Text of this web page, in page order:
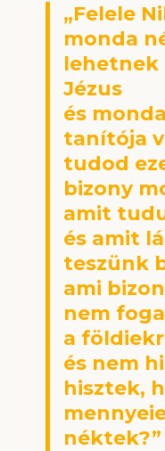
„Felele
monda
lehetnek
Jézus
és
tanítója
tudod
bizony
amit
és amit
teszünk
ami
nem
a
és nem
hisztek,
néktek?”